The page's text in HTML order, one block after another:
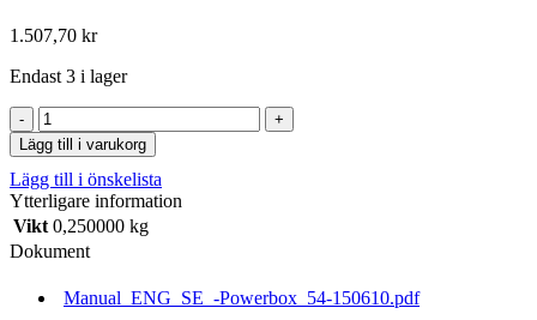
1.507,70 kr
Endast 3 i lager
Handhållen
fjärrkontroll,
lös
868MHz,
lang
rækkevide
Adagio/Moonlight
Lägg till i varukorg
Lägg till i önskelista
Ytterligare information
Vikt 0,250000 kg
Dokument
Manual_ENG_SE_-Powerbox_54-150610.pdf